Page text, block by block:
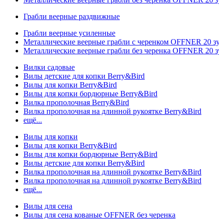
Грабли веерные раздвижные
Грабли веерные усиленные
Металлические веерные грабли с черенком OFFNER 20
Металлические веерные грабли без черенка OFFNER 20
Вилки садовые
Вилы детские для копки Berry&Bird
Вилы для копки Berry&Bird
Вилы для копки бордюрные Berry&Bird
Вилка прополочная Berry&Bird
Вилка прополочная на длинной рукоятке Berry&Bird
ещё...
Вилы для копки
Вилы для копки Berry&Bird
Вилы для копки бордюрные Berry&Bird
Вилы детские для копки Berry&Bird
Вилка прополочная на длинной рукоятке Berry&Bird
Вилка прополочная на длинной рукоятке Berry&Bird
ещё...
Вилы для сена
Вилы для сена кованые OFFNER без черенка